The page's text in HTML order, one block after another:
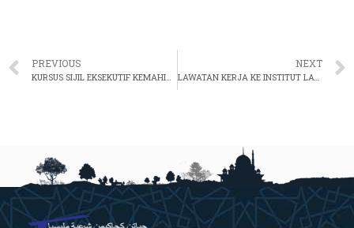
PREVIOUS
KURSUS SIJIL EKSEKUTIF KEMAHIRAN ISTINBAT HUKUM DALAM PENGHAKIMAN SYARIE (KIPSYA) Siri -2/2023
NEXT
LAWATAN KERJA KE INSTITUT LATIHAN DAN KEFAHAMAN ISLAM ANGKATAN TENTERA MALAYSIA – ILMI ATM, PORT DICKSON, NEGERI SEMBILAN UNTUK KURSUS PROFESIONAL SULH MEDIASI {USIM-JKSM) DAN OUTREACH SULH